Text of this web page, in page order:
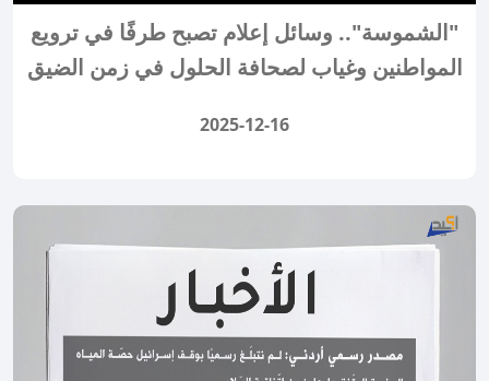
"الشموسة".. وسائل إعلام تصبح طرفًا في ترويع
المواطنين وغياب لصحافة الحلول في زمن الضيق
2025-12-16